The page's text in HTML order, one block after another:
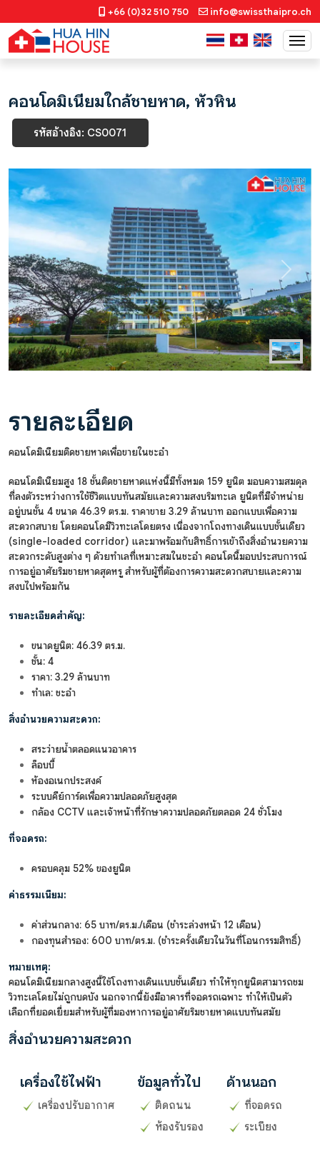
+66 (0)32 510 750 info@swissthaipro.ch
คอนโดมิเนียมใกล้ชายหาด, หัวหิน
รหัสอ้างอิง: CS0071
Previous Next
รายละเอียด
คอนโดมิเนียมติดชายหาดเพื่อขายในชะอำ
คอนโดมิเนียมสูง 18 ชั้นติดชายหาดแห่งนี้มีทั้งหมด 159 ยูนิต มอบความสมดุล
ที่ลงตัวระหว่างการใช้ชีวิตแบบทันสมัยและความสงบริมทะเล ยูนิตที่มีจำหน่าย
อยู่บนชั้น 4 ขนาด 46.39 ตร.ม. ราคาขาย 3.29 ล้านบาท ออกแบบเพื่อความ
สะดวกสบาย โดยคอนโดมีวิวทะเลโดยตรง เนื่องจากโถงทางเดินแบบชั้นเดียว
(single-loaded corridor) และมาพร้อมกับสิทธิ์การเข้าถึงสิ่งอำนวยความ
สะดวกระดับสูงต่าง ๆ ด้วยทำเลที่เหมาะสมในชะอำ คอนโดนี้มอบประสบการณ์
การอยู่อาศัยริมชายหาดสุดหรู สำหรับผู้ที่ต้องการความสะดวกสบายและความ
สงบไปพร้อมกัน
รายละเอียดสำคัญ:
ขนาดยูนิต: 46.39 ตร.ม.
ชั้น: 4
ราคา: 3.29 ล้านบาท
ทำเล: ชะอำ
สิ่งอำนวยความสะดวก:
สระว่ายน้ำตลอดแนวอาคาร
ล็อบบี้
ห้องอเนกประสงค์
ระบบคีย์การ์ดเพื่อความปลอดภัยสูงสุด
กล้อง CCTV และเจ้าหน้าที่รักษาความปลอดภัยตลอด 24 ชั่วโมง
ที่จอดรถ:
ครอบคลุม 52% ของยูนิต
ค่าธรรมเนียม:
ค่าส่วนกลาง: 65 บาท/ตร.ม./เดือน (ชำระล่วงหน้า 12 เดือน)
กองทุนสำรอง: 600 บาท/ตร.ม. (ชำระครั้งเดียวในวันที่โอนกรรมสิทธิ์)
หมายเหตุ:
คอนโดมิเนียมกลางสูงนี้ใช้โถงทางเดินแบบชั้นเดียว ทำให้ทุกยูนิตสามารถชม
วิวทะเลโดยไม่ถูกบดบัง นอกจากนี้ยังมีอาคารที่จอดรถเฉพาะ ทำให้เป็นตัว
เลือกที่ยอดเยี่ยมสำหรับผู้ที่มองหาการอยู่อาศัยริมชายหาดแบบทันสมัย
สิ่งอำนวยความสะดวก
เครื่องใช้ไฟฟ้า
เครื่องปรับอากาศ
ข้อมูลทั่วไป
ติดถนน
ห้องรับรอง
ด้านนอก
ที่จอดรถ
ระเบียง